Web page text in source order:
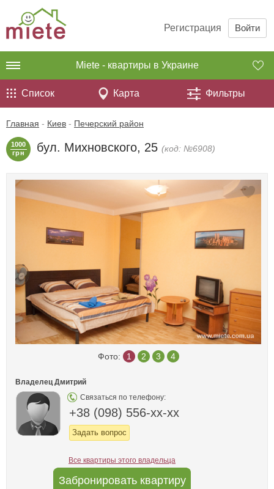
Регистрация Войти
Miete - квартиры в Украине
Список Карта Фильтры
Главная - Киев - Печерский район
1000
грн
бул. Михновского, 25 (код: №6908)
Фото: 1 2 3 4
Владелец Дмитрий
Связаться по телефону:
+38 (098) 556-xx-xx
Задать вопрос
Все квартиры этого владельца
Забронировать квартиру